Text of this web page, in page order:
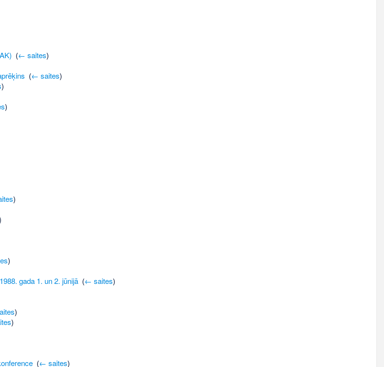
(← saites)
(← saites)
)
)
)
)
gada 1. un 2. jūnijā‎ (← saites)
)
)
‎ (← saites)